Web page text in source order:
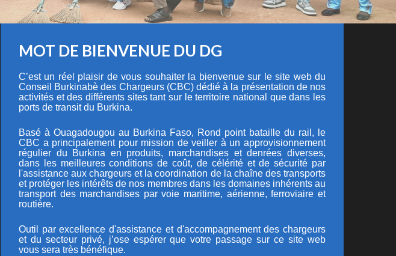
MOT DE BIENVENUE DU DG
C’est un réel plaisir de vous souhaiter la bienvenue sur le site web du
Conseil Burkinabè des Chargeurs (CBC) dédié à la présentation de nos
activités et des différents sites tant sur le territoire national que dans les
ports de transit du Burkina.
Basé à Ouagadougou au Burkina Faso, Rond point bataille du rail, le
CBC a principalement pour mission de veiller à un approvisionnement
régulier du Burkina en produits, marchandises et denrées diverses,
dans les meilleures conditions de coût, de célérité et de sécurité par
l'assistance aux chargeurs et la coordination de la chaîne des transports
et protéger les intérêts de nos membres dans les domaines inhérents au
transport des marchandises par voie maritime, aérienne, ferroviaire et
routière.
Outil par excellence d'assistance et d'accompagnement des chargeurs
et du secteur privé, j’ose espérer que votre passage sur ce site web
vous sera très bénéfique.